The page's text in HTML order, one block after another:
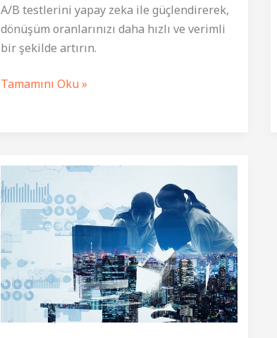
A/B testlerini yapay zeka ile güçlendirerek,
dönüşüm oranlarınızı daha hızlı ve verimli
bir şekilde artırın.
A/B
Dönüşümleri
Artırın
Tamamını Oku »